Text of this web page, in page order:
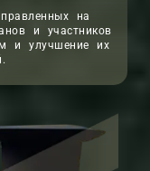
на
и участников
и улучшение их